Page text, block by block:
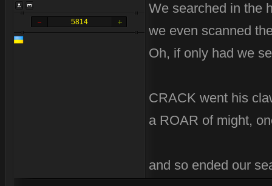
5814
We searched in the
we even scanned
Oh, if only had we
CRACK went his
a ROAR of might,
and so ended our